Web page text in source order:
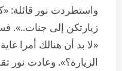
واستطردت نور قائلة:
زيارتكن إلى جنات..».
«لا بد أن هنالك أمرا
الزيارة؟». وعادت نور